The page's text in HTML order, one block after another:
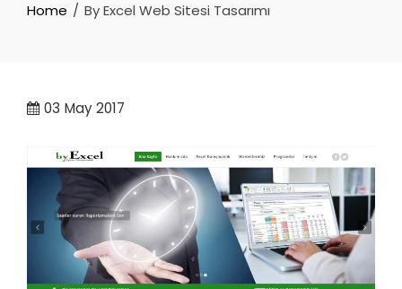
Home By Excel Web Sitesi Tasarımı
03 May 2017